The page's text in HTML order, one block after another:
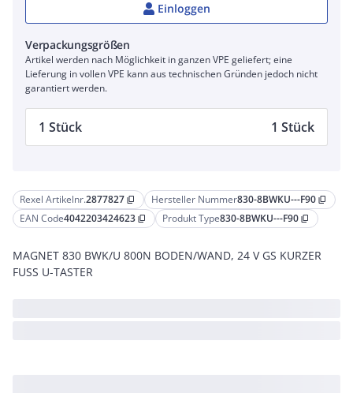
Rexel Artikelnr.2877827 content_copy Hersteller Nummer830-8BWKU---F90 content_copy
EAN Code4042203424623 content_copy Produkt Type830-8BWKU---F90 content_copy
MAGNET 830 BWK/U 800N BODEN/WAND, 24 V GS KURZER
FUSS U-TASTER
Einloggen
Verpackungsgrößen
Artikel werden nach Möglichkeit in ganzen VPE geliefert; eine
Lieferung in vollen VPE kann aus technischen Gründen jedoch nicht
garantiert werden.
1 Stück 1 Stück